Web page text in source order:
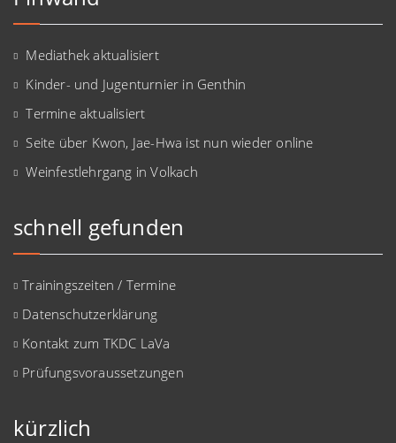
Mediathek aktualisiert
Kinder- und Jugenturnier in Genthin
Termine aktualisiert
Seite über Kwon, Jae-Hwa ist nun wieder online
Weinfestlehrgang in Volkach
schnell gefunden
Trainingszeiten / Termine
Datenschutzerklärung
Kontakt zum TKDC LaVa
Prüfungsvoraussetzungen
kürzlich